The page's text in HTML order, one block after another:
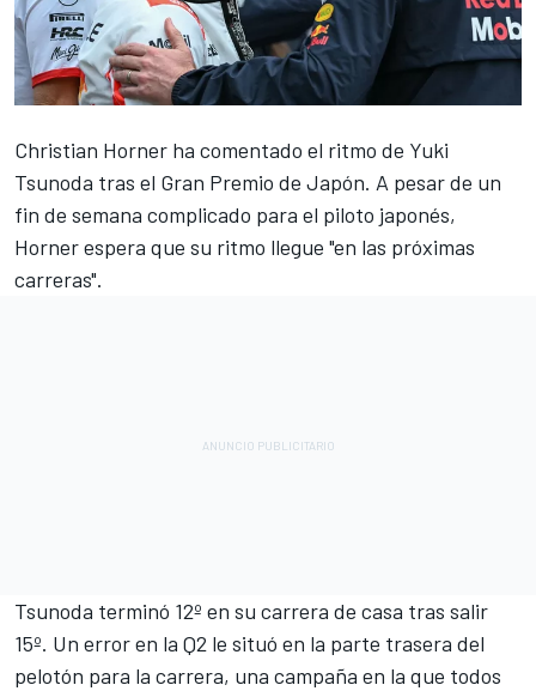
Christian Horner ha comentado el ritmo de Yuki
Tsunoda tras el Gran Premio de Japón. A pesar de un
fin de semana complicado para el piloto japonés,
Horner espera que su ritmo llegue "en las próximas
carreras".
Tsunoda terminó 12º en su carrera de casa tras salir
15º. Un error en la Q2 le situó en la parte trasera del
pelotón para la carrera, una campaña en la que todos